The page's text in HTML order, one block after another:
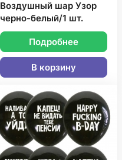
Воздушный шар Узор
черно-белый/1 шт.
Подробнее
В корзину